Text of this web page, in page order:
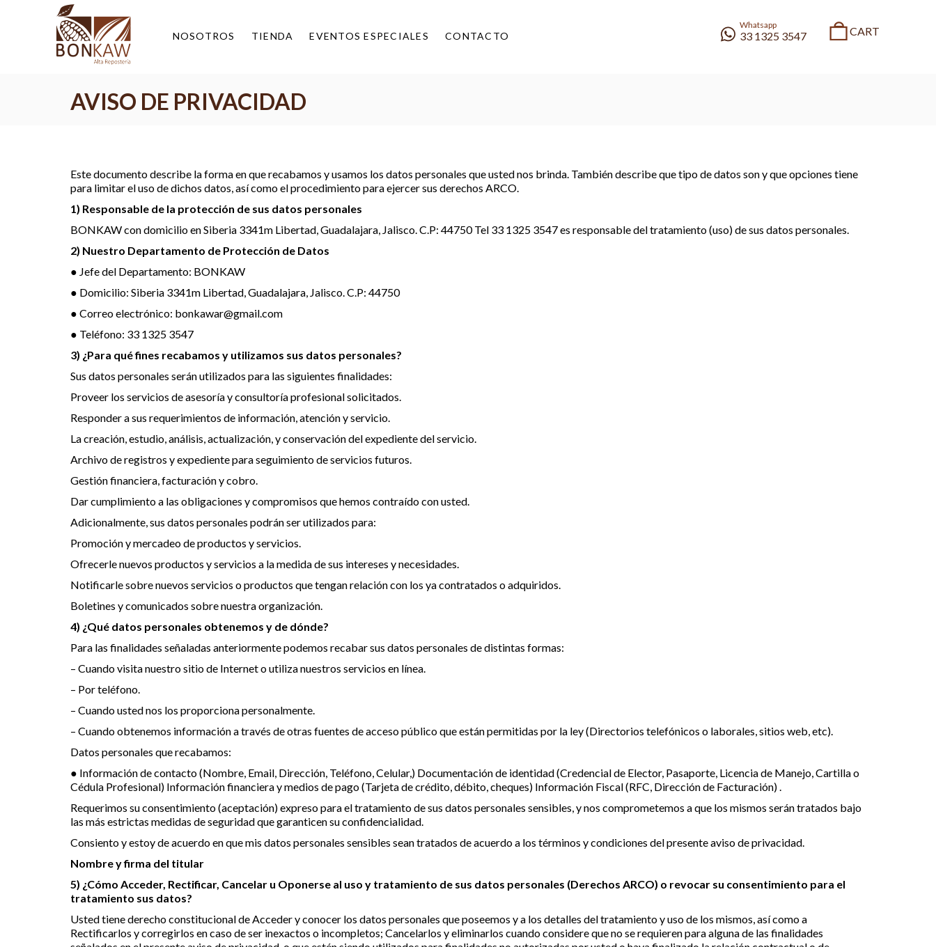
NOSOTROS TIENDA EVENTOS ESPECIALES CONTACTO
Whatsapp
33 1325 3547 CART
AVISO DE PRIVACIDAD
Este documento describe la forma en que recabamos y usamos los datos personales que usted nos brinda. También describe que tipo de datos son y que opciones tiene
para limitar el uso de dichos datos, así como el procedimiento para ejercer sus derechos ARCO.
1) Responsable de la protección de sus datos personales
BONKAW con domicilio en Siberia 3341m Libertad, Guadalajara, Jalisco. C.P: 44750 Tel 33 1325 3547 es responsable del tratamiento (uso) de sus datos personales.
2) Nuestro Departamento de Protección de Datos
● Jefe del Departamento: BONKAW
● Domicilio: Siberia 3341m Libertad, Guadalajara, Jalisco. C.P: 44750
● Correo electrónico: bonkawar@gmail.com
● Teléfono: 33 1325 3547
3) ¿Para qué fines recabamos y utilizamos sus datos personales?
Sus datos personales serán utilizados para las siguientes finalidades:
Proveer los servicios de asesoría y consultoría profesional solicitados.
Responder a sus requerimientos de información, atención y servicio.
La creación, estudio, análisis, actualización, y conservación del expediente del servicio.
Archivo de registros y expediente para seguimiento de servicios futuros.
Gestión financiera, facturación y cobro.
Dar cumplimiento a las obligaciones y compromisos que hemos contraído con usted.
Adicionalmente, sus datos personales podrán ser utilizados para:
Promoción y mercadeo de productos y servicios.
Ofrecerle nuevos productos y servicios a la medida de sus intereses y necesidades.
Notificarle sobre nuevos servicios o productos que tengan relación con los ya contratados o adquiridos.
Boletines y comunicados sobre nuestra organización.
4) ¿Qué datos personales obtenemos y de dónde?
Para las finalidades señaladas anteriormente podemos recabar sus datos personales de distintas formas:
– Cuando visita nuestro sitio de Internet o utiliza nuestros servicios en línea.
– Por teléfono.
– Cuando usted nos los proporciona personalmente.
– Cuando obtenemos información a través de otras fuentes de acceso público que están permitidas por la ley (Directorios telefónicos o laborales, sitios web, etc).
Datos personales que recabamos:
● Información de contacto (Nombre, Email, Dirección, Teléfono, Celular,) Documentación de identidad (Credencial de Elector, Pasaporte, Licencia de Manejo, Cartilla o
Cédula Profesional) Información financiera y medios de pago (Tarjeta de crédito, débito, cheques) Información Fiscal (RFC, Dirección de Facturación) .
Requerimos su consentimiento (aceptación) expreso para el tratamiento de sus datos personales sensibles, y nos comprometemos a que los mismos serán tratados bajo
las más estrictas medidas de seguridad que garanticen su confidencialidad.
Consiento y estoy de acuerdo en que mis datos personales sensibles sean tratados de acuerdo a los términos y condiciones del presente aviso de privacidad.
Nombre y firma del titular
5) ¿Cómo Acceder, Rectificar, Cancelar u Oponerse al uso y tratamiento de sus datos personales (Derechos ARCO) o revocar su consentimiento para el
tratamiento sus datos?
Usted tiene derecho constitucional de Acceder y conocer los datos personales que poseemos y a los detalles del tratamiento y uso de los mismos, así como a
Rectificarlos y corregirlos en caso de ser inexactos o incompletos; Cancelarlos y eliminarlos cuando considere que no se requieren para alguna de las finalidades